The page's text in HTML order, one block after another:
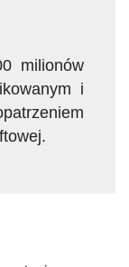
milionów
i